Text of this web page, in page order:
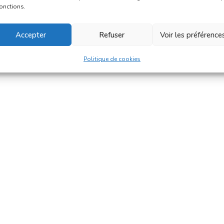
Accepter Refuser Voir les
Politique de cookies